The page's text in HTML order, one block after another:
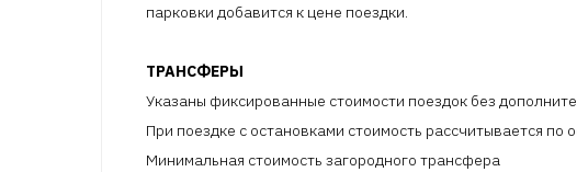
парковки добавится к цене поездки.
ТРАНСФЕРЫ
Указаны фиксированные стоимости поездок без
При поездке с остановками стоимость рассчитывается
Минимальная стоимость загородного трансфера